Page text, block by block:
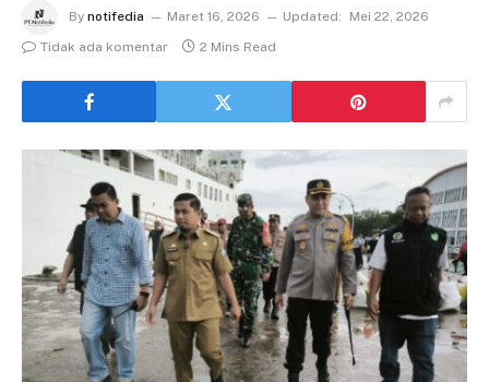
By notifedia Maret 16, 2026 Updated:
Mei 22, 2026
Tidak ada komentar
2 Mins Read